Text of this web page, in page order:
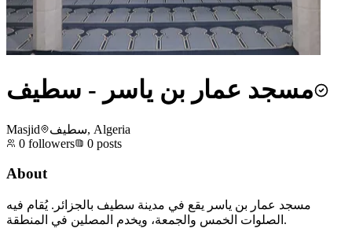
مسجد عمار بن ياسر - سطيف
Masjid
سطيف, Algeria
0 followers 0 posts
About
مسجد عمار بن ياسر يقع في مدينة سطيف بالجزائر. يُقام فيه
الصلوات الخمس والجمعة، ويخدم المصلين في المنطقة.